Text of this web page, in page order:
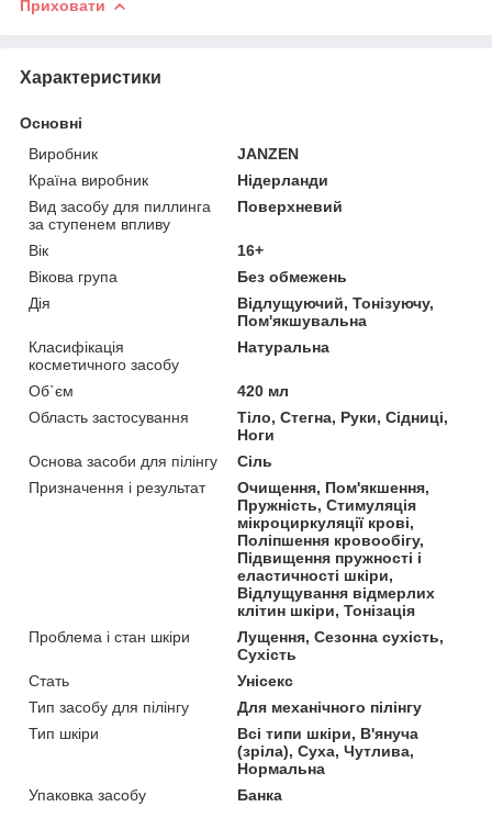
Приховати
Характеристики
Основні
Виробник
JANZEN
Країна виробник
Нідерланди
Вид засобу для пиллинга
за ступенем впливу
Поверхневий
Вік
16+
Вікова група
Без обмежень
Дія
Відлущуючий, Тонізуючу,
Пом'якшувальна
Класифікація
косметичного засобу
Натуральна
Об`єм
420 мл
Область застосування
Тіло, Стегна, Руки, Сідниці,
Ноги
Основа засоби для пілінгу
Сіль
Призначення і результат
Очищення, Пом'якшення,
Пружність, Стимуляція
мікроциркуляції крові,
Поліпшення кровообігу,
Підвищення пружності і
еластичності шкіри,
Відлущування відмерлих
клітин шкіри, Тонізація
Проблема і стан шкіри
Лущення, Сезонна сухість,
Сухість
Стать
Унісекс
Тип засобу для пілінгу
Для механічного пілінгу
Тип шкіри
Всі типи шкіри, В'януча
(зріла), Суха, Чутлива,
Нормальна
Упаковка засобу
Банка